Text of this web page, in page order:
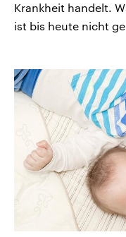
Krankheit handelt.
ist bis heute nicht